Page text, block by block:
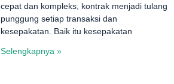
cepat dan kompleks, kontrak menjadi tulang
punggung setiap transaksi dan
kesepakatan. Baik itu kesepakatan
Selengkapnya »